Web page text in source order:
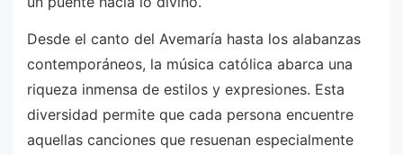
Desde el canto del Avemaría hasta los alabanzas
contemporáneos, la música católica abarca una
riqueza inmensa de estilos y expresiones. Esta
diversidad permite que cada persona encuentre
aquellas canciones que resuenan especialmente